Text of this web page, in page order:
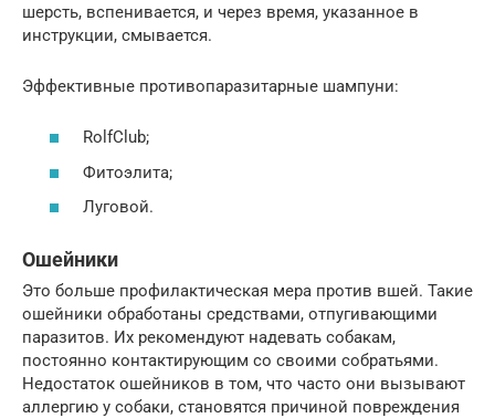
шерсть, вспенивается, и через время, указанное в
инструкции, смывается.
Эффективные противопаразитарные шампуни:
RolfClub;
Фитоэлита;
Луговой.
Ошейники
Это больше профилактическая мера против вшей. Такие
ошейники обработаны средствами, отпугивающими
паразитов. Их рекомендуют надевать собакам,
постоянно контактирующим со своими собратьями.
Недостаток ошейников в том, что часто они вызывают
аллергию у собаки, становятся причиной повреждения